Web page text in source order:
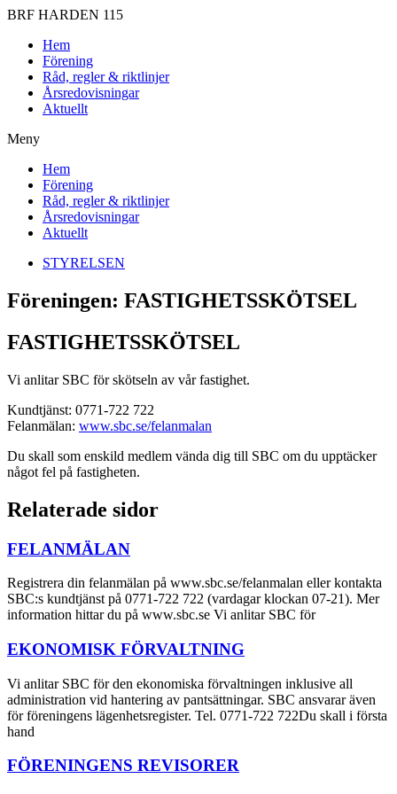
BRF HARDEN 115
Hem
Förening
Råd, regler & riktlinjer
Årsredovisningar
Aktuellt
Meny
Hem
Förening
Råd, regler & riktlinjer
Årsredovisningar
Aktuellt
STYRELSEN
Föreningen: FASTIGHETSSKÖTSEL
FASTIGHETSSKÖTSEL
Vi anlitar SBC för skötseln av vår fastighet.
Kundtjänst: 0771-722 722
Felanmälan: www.sbc.se/felanmalan
Du skall som enskild medlem vända dig till SBC om du upptäcker
något fel på fastigheten.
Relaterade sidor
FELANMÄLAN
Registrera din felanmälan på www.sbc.se/felanmalan eller kontakta
SBC:s kundtjänst på 0771-722 722 (vardagar klockan 07-21). Mer
information hittar du på www.sbc.se Vi anlitar SBC för
EKONOMISK FÖRVALTNING
Vi anlitar SBC för den ekonomiska förvaltningen inklusive all
administration vid hantering av pantsättningar. SBC ansvarar även
för föreningens lägenhetsregister. Tel. 0771-722 722Du skall i första
hand
FÖRENINGENS REVISORER